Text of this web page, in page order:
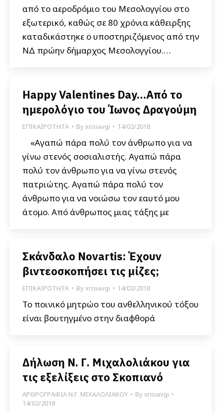
από το αεροδρόμιο του Μεσολογγίου στο
εξωτερικό, καθώς σε 80 χρόνια κάθειρξης
καταδικάστηκε ο υποστηριζόμενος από την
ΝΔ πρώην δήμαρχος Μεσολογγίου.…
Happy Valentines Day…Από το
ημερολόγιο του Ίωνος Δραγούμη
ΕΠΙΚΑΙΡΟΤΗΤΑ Byxrisiavgi 14/02/2018
«Αγαπώ πάρα πολύ τον άνθρωπο για να
γίνω στενός σοσιαλιστής. Αγαπώ πάρα
πολύ τον άνθρωπο για να γίνω στενός
πατριώτης. Αγαπώ πάρα πολύ τον
άνθρωπο για να νοιώσω τον εαυτό μου
άτομο. Από άνθρωπος μιας τάξης με
Σκάνδαλο Novartis: Έχουν
βιντεοσκοπήσει τις μίζες;
ΕΠΙΚΑΙΡΟΤΗΤΑ Byxrisiavgi 14/02/2018
Το ποινικό μητρώο του ανθελληνικού τόξου
είναι βουτηγμένο στην διαφθορά
Δήλωση Ν. Γ. Μιχαλολιάκου για
τις εξελίξεις στο Σκοπιανό
ΑΡΘΡΟΓΡΑΦΙΑ Ν.Γ. ΜΙΧΑΛΟΛΙΑΚΟΥ Byxrisiavgi
14/02/2018